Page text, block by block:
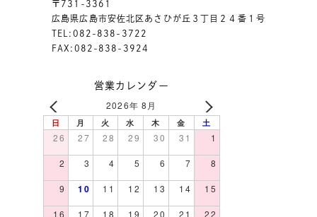
〒731-3361
広島県広島市安佐北区あさひが丘３丁目２４番１号
TEL:082-838-3722
FAX:082-838-3924
営業カレンダー
2026年 8月
日 月 火 水 木 金 土
26 27 28 29 30 31 1
2 3 4 5 6 7 8
9 10 11 12 13 14 15
16 17 18 19 20 21 22